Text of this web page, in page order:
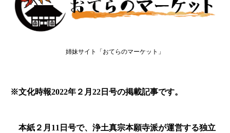
姉妹サイト「おてらのマーケット」
※文化時報2022年２月22日号の掲載記事です。
本紙２月11日号で、浄土真宗本願寺派が運営する独立